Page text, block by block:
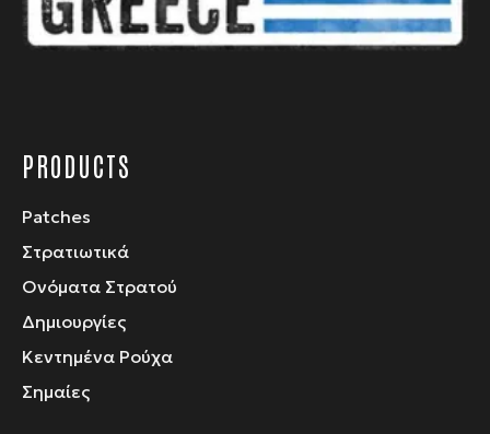
σελίδα
του
PRODUCTS
Patches
Στρατιωτικά
Ονόματα Στρατού
Δημιουργίες
Κεντημένα Ρούχα
Σημαίες